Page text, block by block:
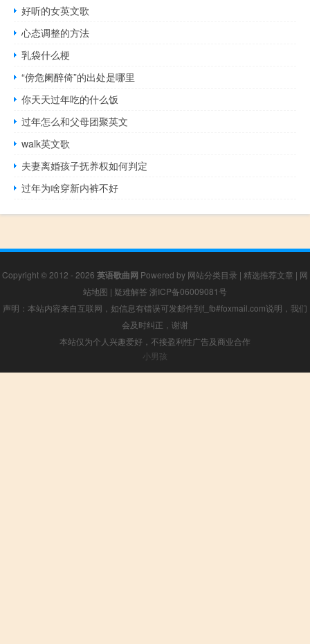
好听的女英文歌
心态调整的方法
乳袋什么梗
“傍危阑醉倚”的出处是哪里
你天天过年吃的什么饭
过年怎么和父母团聚英文
walk英文歌
夫妻离婚孩子抚养权如何判定
过年为啥穿新内裤不好
Copyright © 2012 - 2026 英语歌曲网 Powered by 网站分类目录 | 精选推荐文章 | 网
站地图 | 疑难解答 浙ICP备06009081号
声明：本站内容来自互联网，如信息有错误可发邮件到f_fb#foxmail.com说明，我们
会及时纠正，谢谢
本站仅为个人兴趣爱好，不接盈利性广告及商业合作
小男孩